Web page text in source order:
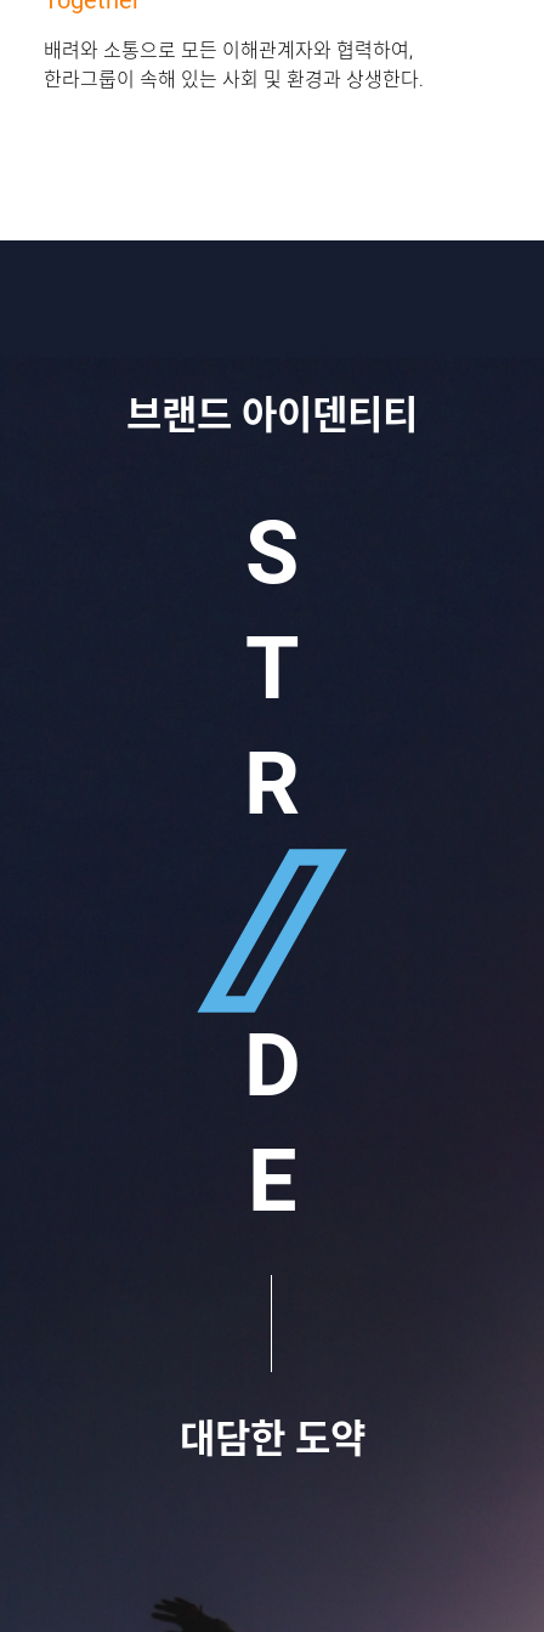
배려와 소통으로 모든 이해관계자와 협력하여,
한라그룹이 속해 있는 사회 및 환경과 상생한다.
브랜드 아이덴티티
S
T
R
D
E
대담한 도약